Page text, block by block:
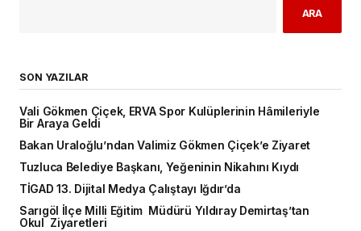
ARA
SON YAZILAR
Vali Gökmen Çiçek, ERVA Spor Kulüplerinin Hâmileriyle
Bir Araya Geldi
Bakan Uraloğlu’ndan Valimiz Gökmen Çiçek’e Ziyaret
Tuzluca Belediye Başkanı, Yeğeninin Nikahını Kıydı
TİGAD 13. Dijital Medya Çalıştayı Iğdır’da
Sarıgöl İlçe Milli Eğitim Müdürü Yıldıray Demirtaş’tan
Okul Ziyaretleri